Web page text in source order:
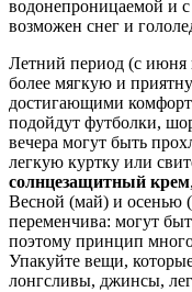
водонепроницаемой и
возможен снег и
Летний период (с июня
более мягкую и
достигающими
подойдут футболки,
вечера могут быть
легкую куртку или
солнцезащитный крем
Весной (май) и осенью
переменчива: могут
поэтому принцип
Упакуйте вещи,
лонгсливы, джинсы,